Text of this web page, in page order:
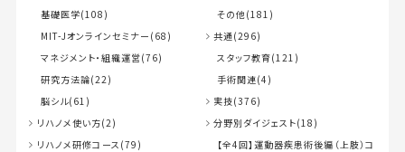
基礎医学(108)
その他(181)
MIT-Jオンラインセミナー(68)
共通(296)
マネジメント・組織運営(76)
スタッフ教育(121)
研究方法論(22)
手術関連(4)
脳シル(61)
実技(376)
リハノメ使い方(2)
分野別ダイジェスト(18)
リハノメ研修コース(79)
【全4回】運動器疾患術後編（上肢）コ